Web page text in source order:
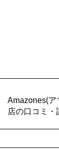
Amazones(
店の口コミ・